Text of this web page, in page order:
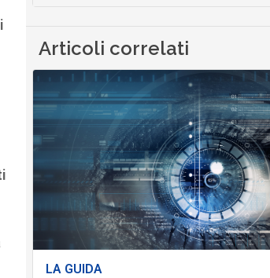
Articoli correlati
LA GUIDA